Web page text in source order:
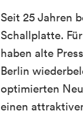
Seit 25 Jahren
Schallplatte.
haben alte
Berlin
optimierten
einen